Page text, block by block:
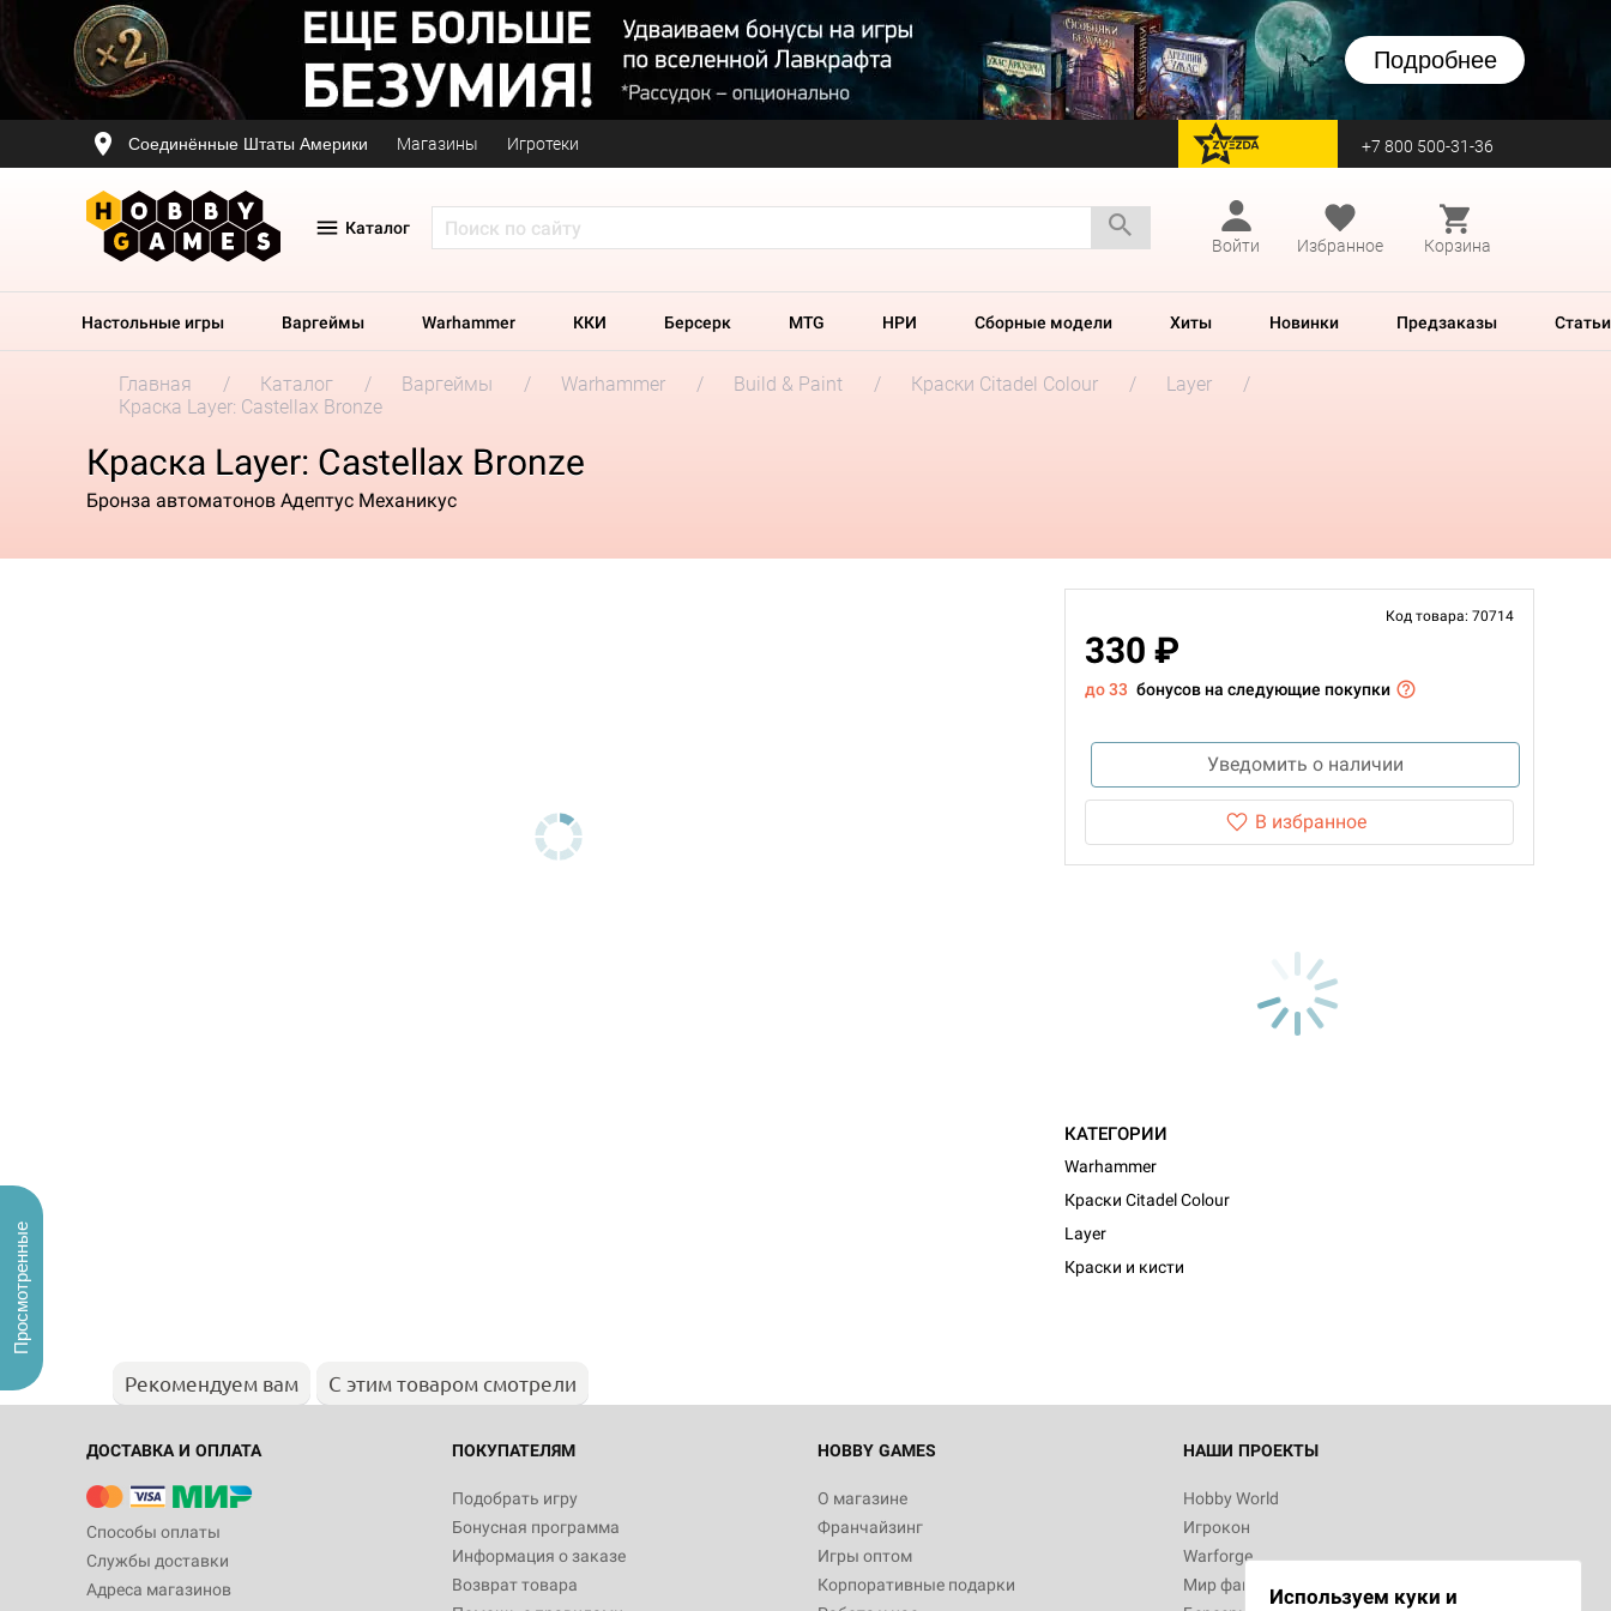
Подробнее
Соединённые Штаты Америки Магазины Игротеки перейти на Zvezda +7 800 500-31-36
Каталог
Войти
Избранное Корзина
Настольные игры Варгеймы Warhammer ККИ Берсерк MTG НРИ Сборные модели Хиты Новинки Предзаказы Статьи
Главная Каталог Варгеймы Warhammer Build & Paint Краски Citadel Colour
Layer
Краска Layer: Castellax Bronze
Краска Layer: Castellax Bronze
Бронза автоматонов Адептус Механикус
Код товара: 70714
330 ₽
до 33 бонусов на следующие покупки
Уведомить о наличии
В избранное
КАТЕГОРИИ
Warhammer
Краски Citadel Colour
Layer
Краски и кисти
Рекомендуем вам С этим товаром смотрели
ДОСТАВКА И ОПЛАТА
Способы оплаты
Службы доставки
Адреса магазинов
ПОКУПАТЕЛЯМ
Подобрать игру
Бонусная программа
Информация о заказе
Возврат товара
HOBBY GAMES
О магазине
Франчайзинг
Игры оптом
Корпоративные подарки
НАШИ ПРОЕКТЫ
Hobby World
Игрокон
Warforge
Мир фантастикиИспользуем куки и
Просмотренные
Настольная игра Hobby World Монстры
Белая смерть
12 990
Настольная игра Hobby World Ужас
3 490